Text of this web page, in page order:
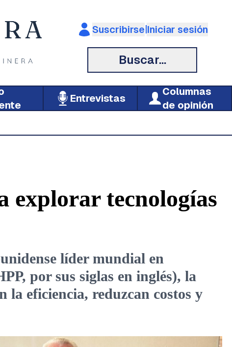
Suscribirse|Iniciar sesión
Buscar...
Entrevistas
Columnas
de opinión
explorar tecnologías
líder mundial en
por sus siglas en inglés), la
la eficiencia, reduzcan costos y